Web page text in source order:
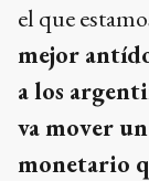
el que
mejor
a los
va mover
monetario